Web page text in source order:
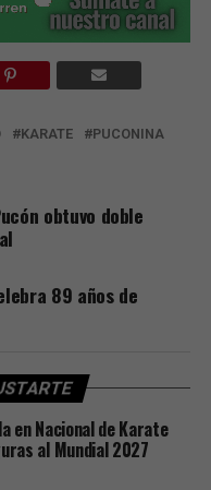
KARATE
PUCONINA
obtuvo doble
89 años de
en Nacional de Karate
al Mundial 2027